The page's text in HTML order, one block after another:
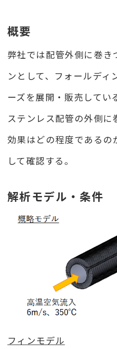
交
効
向
概要
弊社では配管外側に巻き
ンとして、フォールディ
ーズを展開・販売してい
ステンレス配管の外側
効果はどの程度であるの
して確認する。
解析モデル・条件
フィンモデル